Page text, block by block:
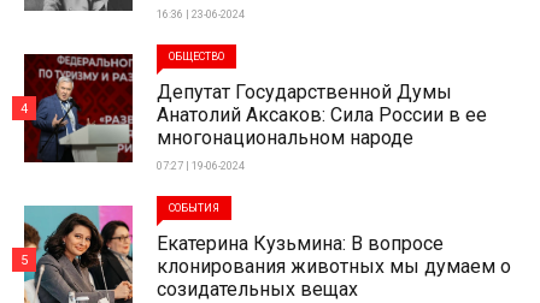
16:36 | 23-06-2024
ОБЩЕСТВО
Депутат Государственной Думы
Анатолий Аксаков: Сила России в ее
многонациональном народе
07:27 | 19-06-2024
4
СОБЫТИЯ
Екатерина Кузьмина: В вопросе
клонирования животных мы думаем о
созидательных вещах
5